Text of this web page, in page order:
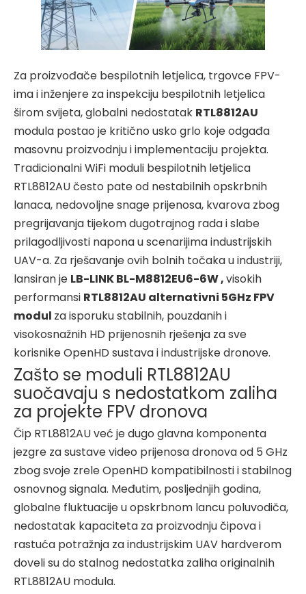
Za proizvođače bespilotnih letjelica, trgovce FPV-
ima i inženjere za inspekciju bespilotnih letjelica
širom svijeta, globalni nedostatak RTL8812AU
modula postao je kritično usko grlo koje odgađa
masovnu proizvodnju i implementaciju projekta.
Tradicionalni WiFi moduli bespilotnih letjelica
RTL8812AU često pate od nestabilnih opskrbnih
lanaca, nedovoljne snage prijenosa, kvarova zbog
pregrijavanja tijekom dugotrajnog rada i slabe
prilagodljivosti napona u scenarijima industrijskih
UAV-a. Za rješavanje ovih bolnih točaka u industriji,
lansiran je LB-LINK BL-M8812EU6-6W ,visokih
performansi RTL8812AU alternativni 5GHz FPV
modul za isporuku stabilnih, pouzdanih i
visokosnažnih HD prijenosnih rješenja za sve
korisnike OpenHD sustava i industrijske dronove.
Zašto se moduli RTL8812AU
suočavaju s nedostatkom zaliha
za projekte FPV dronova
Čip RTL8812AU već je dugo glavna komponenta
jezgre za sustave video prijenosa dronova od 5 GHz
zbog svoje zrele OpenHD kompatibilnosti i stabilnog
osnovnog signala. Međutim, posljednjih godina,
globalne fluktuacije u opskrbnom lancu poluvodiča,
nedostatak kapaciteta za proizvodnju čipova i
rastuća potražnja za industrijskim UAV hardverom
doveli su do stalnog nedostatka zaliha originalnih
RTL8812AU modula.